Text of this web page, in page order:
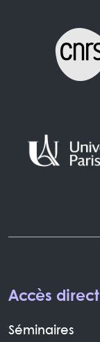
Accès direct
Séminaires